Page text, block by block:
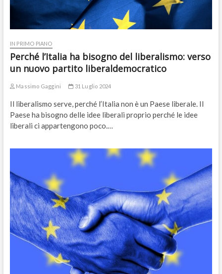
IN PRIMO PIANO
Perché l’Italia ha bisogno del liberalismo: verso
un nuovo partito liberaldemocratico
Massimo Gaggini 31 Luglio 2024
Il liberalismo serve, perché l’Italia non è un Paese liberale. Il
Paese ha bisogno delle idee liberali proprio perché le idee
liberali ci appartengono poco.…